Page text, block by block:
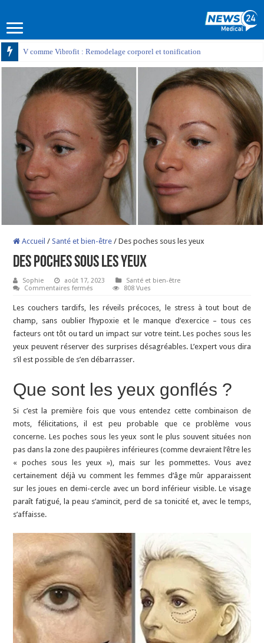
V comme Vibrofit : Remodelage corporel et tonification
Accueil / Santé et bien-être / Des poches sous les yeux
Des poches sous les yeux
Sophie août 17, 2023
Santé et bien-être
Commentaires fermés
poches
sous
les
yeux
808 Vues
Les couchers tardifs, les réveils précoces, le stress à tout bout de
champ, sans oublier l’hypoxie et le manque d’exercice – tous ces
facteurs ont tôt ou tard un impact sur votre teint. Les poches sous les
yeux peuvent réserver des surprises désagréables. L’expert vous dira
s’il est possible de s’en débarrasser.
Que sont les yeux gonflés ?
Si c’est la première fois que vous entendez cette combinaison de
mots, félicitations, il est peu probable que ce problème vous
concerne. Les poches sous les yeux sont le plus souvent situées non
pas dans la zone des paupières inférieures (comme devraient l’être les
« poches sous les yeux »), mais sur les pommettes. Vous avez
certainement déjà vu comment les femmes d’âge mûr apparaissent
sur les joues en demi-cercle avec un bord inférieur visible. Le visage
paraît fatigué, la peau s’amincit, perd de sa tonicité et, avec le temps,
s’affaisse.